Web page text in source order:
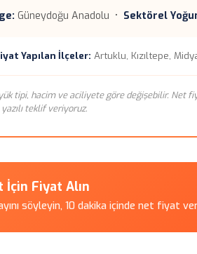
Güneydoğu Anadolu • Sektörel
Yapılan İlçeler: Artuklu, Kızıltepe,
tipi, hacim ve aciliyete göre değişebilir. Net
teklif veriyoruz.
İçin Fiyat Alın
söyleyin, 10 dakika içinde net fiyat